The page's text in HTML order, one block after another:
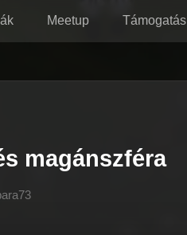
Meetup Támogatás
magánszféra